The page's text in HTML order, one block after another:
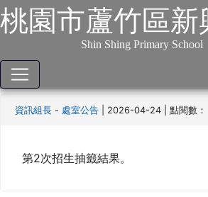
跳到主要內容
網站導覽
桃園市蘆竹區新
Shin Shing Primary School
本站消息 分月文章
115學年度第二階段3到5歲抽
資訊組長 - 處室公告 | 2026-04-24 | 點閱數
第2次招生抽籤結果。